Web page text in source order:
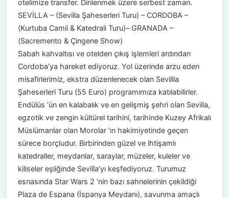
otelimize transfer. Dinlenmek üzere serbest zaman.
SEVİLLA – (Sevilla Şaheserleri Turu) – CORDOBA –
(Kurtuba Camii & Katedrali Turu)– GRANADA –
(Sacremento & Çingene Show)
Sabah kahvaltısı ve otelden çıkış işlemleri ardından
Cordoba’ya hareket ediyoruz. Yol üzerinde arzu eden
misafirlerimiz, ekstra düzenlenecek olan Sevillla
Şaheserleri Turu (55 Euro) programımıza katılabilirler.
Endülüs ‘ün en kalabalık ve en gelişmiş şehri olan Sevilla,
egzotik ve zengin kültürel tarihini, tarihinde Kuzey Afrikalı
Müslümanlar olan Morolar ‘ın hakimiyetinde geçen
sürece borçludur. Birbirinden güzel ve ihtişamlı
katedraller, meydanlar, saraylar, müzeler, kuleler ve
kiliseler eşliğinde Sevilla’yı keşfediyoruz. Turumuz
esnasında Star Wars 2 ‘nin bazı sahnelerinin çekildiği
Plaza de Espana (İspanya Meydanı), savunma amaçlı